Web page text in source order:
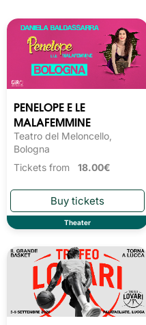
PENELOPE E LE
MALAFEMMINE
Teatro del Meloncello,
Bologna
Tickets from 18.00€
Theater